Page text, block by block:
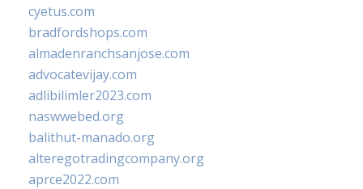
cyetus.com
bradfordshops.com
almadenranchsanjose.com
advocatevijay.com
adlibilimler2023.com
naswwebed.org
balithut-manado.org
alteregotradingcompany.org
aprce2022.com